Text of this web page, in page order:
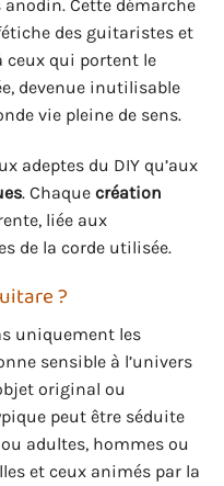
anodin. Cette démarche
des guitaristes et
ceux qui portent le
devenue inutilisable
vie pleine de sens.
adeptes du DIY qu’aux
. Chaque création
liée aux
de la corde utilisée.
?
uniquement les
sensible à l’univers
original ou
peut être séduite
adultes, hommes ou
et ceux animés par la